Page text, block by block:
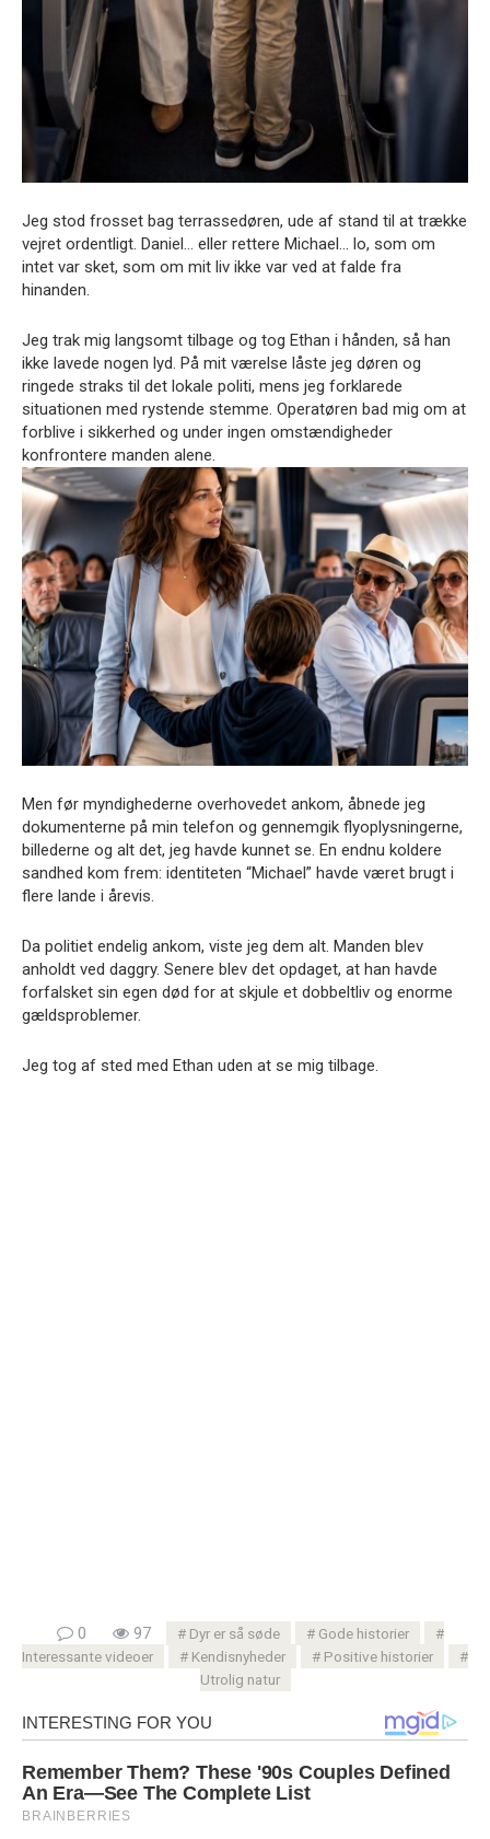
Jeg stod frosset bag terrassedøren, ude af stand til at trække
vejret ordentligt. Daniel… eller rettere Michael… lo, som om
intet var sket, som om mit liv ikke var ved at falde fra
hinanden.
Jeg trak mig langsomt tilbage og tog Ethan i hånden, så han
ikke lavede nogen lyd. På mit værelse låste jeg døren og
ringede straks til det lokale politi, mens jeg forklarede
situationen med rystende stemme. Operatøren bad mig om at
forblive i sikkerhed og under ingen omstændigheder
konfrontere manden alene.
Men før myndighederne overhovedet ankom, åbnede jeg
dokumenterne på min telefon og gennemgik flyoplysningerne,
billederne og alt det, jeg havde kunnet se. En endnu koldere
sandhed kom frem: identiteten “Michael” havde været brugt i
flere lande i årevis.
Da politiet endelig ankom, viste jeg dem alt. Manden blev
anholdt ved daggry. Senere blev det opdaget, at han havde
forfalsket sin egen død for at skjule et dobbeltliv og enorme
gældsproblemer.
Jeg tog af sted med Ethan uden at se mig tilbage.
0 97 Dyr er så søde
Gode ​​historier
Interessante videoer
Kendisnyheder
Positive historier
Utrolig natur